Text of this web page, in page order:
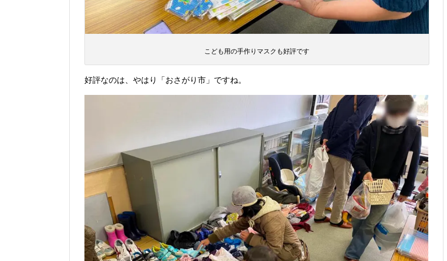
こども用の手作りマスクも好評です
好評なのは、やはり「おさがり市」ですね。